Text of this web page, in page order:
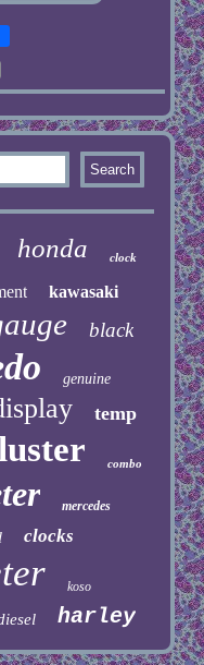
honda clock
kawasaki
black
genuine
temp
combo
mercedes
clocks
koso
harley